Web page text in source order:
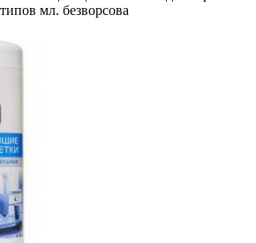
мл. безворсова